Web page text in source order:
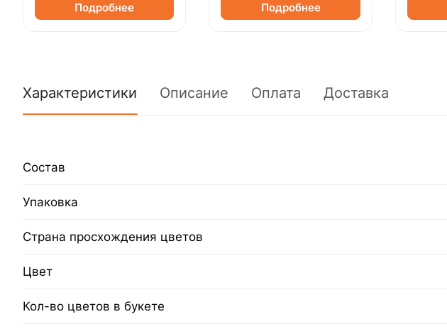
Подробнее Подробнее
Характеристики Описание Оплата Доставка
Состав
Упаковка
Страна просхождения цветов
Цвет
Кол-во цветов в букете